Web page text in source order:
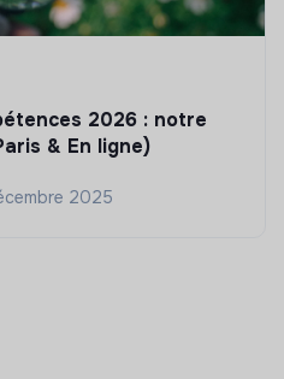
2026 : notre
& En ligne)
2025